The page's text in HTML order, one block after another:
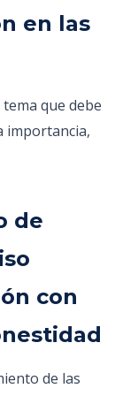
en las
que debe
importancia,
de
con
de las